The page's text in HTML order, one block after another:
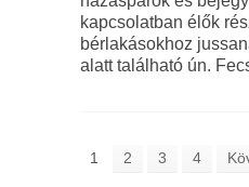
kapcsolatban élők
bérlakásokhoz
alatt található ún.
1 2 3 4